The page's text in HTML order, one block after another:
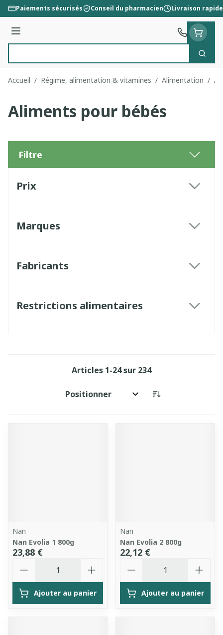
Aller au contenu
Paiements sécurisés Conseil du pharmacien Livraison rapide
Menu
Accueil / Régime, alimentation & vitamines / Alimentation /
Aliments pour bébés
Filtre
Prix
Marques
Fabricants
Restrictions alimentaires
Articles 1-24sur 234
Trier par:
Nan
Nan Evolia 1 800g
23,88 €
Ajouter au panier
Nan
Nan Evolia 2 800g
22,12 €
Ajouter au panier